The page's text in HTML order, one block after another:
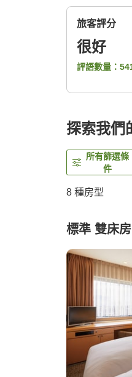
旅客評分
很好
評語數量：
探索我們
所有篩選條
件
8 種房型
標準 雙床